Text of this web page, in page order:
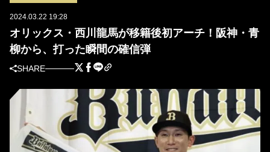
2024.03.22 19:28
オリックス・西川龍馬が移籍後初アーチ！阪神・青
柳から、打った瞬間の確信弾
SHARE